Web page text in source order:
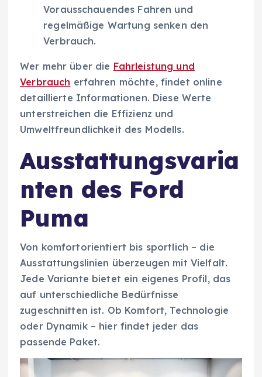
Vorausschauendes Fahren und
regelmäßige Wartung senken den
Verbrauch.
Wer mehr über die Fahrleistung und
Verbrauch erfahren möchte, findet online
detaillierte Informationen. Diese Werte
unterstreichen die Effizienz und
Umweltfreundlichkeit des Modells.
Ausstattungsvaria
nten des Ford
Puma
Von komfortorientiert bis sportlich – die
Ausstattungslinien überzeugen mit Vielfalt.
Jede Variante bietet ein eigenes Profil, das
auf unterschiedliche Bedürfnisse
zugeschnitten ist. Ob Komfort, Technologie
oder Dynamik – hier findet jeder das
passende Paket.